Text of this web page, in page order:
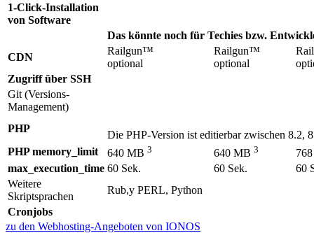
1-Click-Installation
von Software
Das könnte noch für Techies bzw.
CDN
Railgun™
optional
Railgun™
optional
Zugriff über SSH
Git (Versions-
Management)
PHP
Die PHP-Version ist editierbar zwischen 8.2,
PHP memory_limit
640 MB 3 640 MB 3
max_execution_time 60 Sek. 60 Sek.
60
Weitere
Skriptsprachen
Rub,y PERL, Python
Cronjobs
zu den Webhosting-Angeboten von IONOS